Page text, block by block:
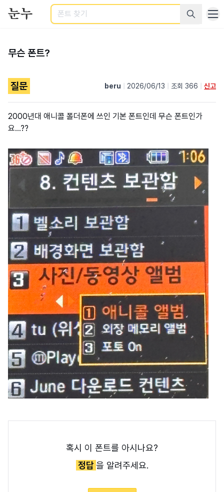
검색
무슨 폰트?
질문 beru 2026/06/13 조회 366 신고
2000년대 애니콜 폴더폰에 쓰인 기본 폰트인데 무슨 폰트인가
요...??
혹시 이 폰트를 아시나요?
정답을 알려주세요.